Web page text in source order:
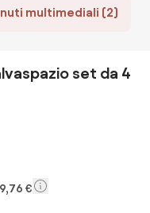
multimediali (2)
set da 4
€